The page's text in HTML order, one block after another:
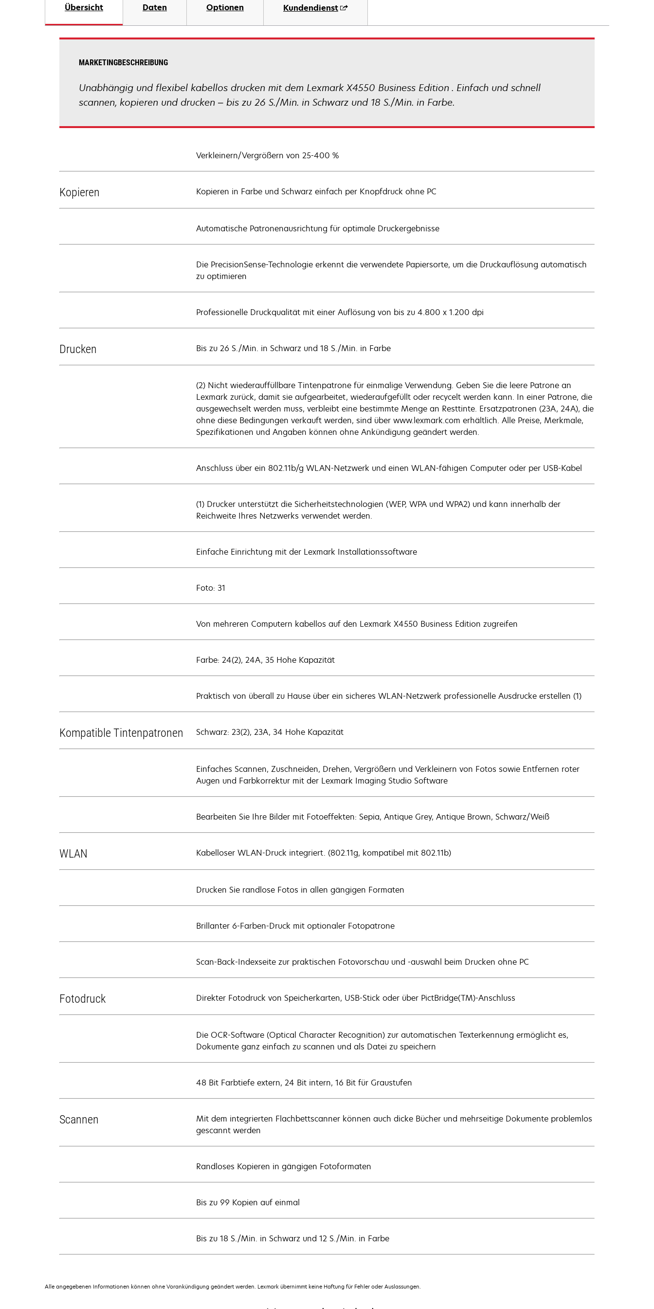
Übersicht Daten Optionen Kundendienst
MARKETINGBESCHREIBUNG
Unabhängig und flexibel kabellos drucken mit dem Lexmark X4550 Business Edition . Einfach und schnell
scannen, kopieren und drucken – bis zu 26 S./Min. in Schwarz und 18 S./Min. in Farbe.
Verkleinern/Vergrößern von 25-400 %
Kopieren Kopieren in Farbe und Schwarz einfach per Knopfdruck ohne PC
Automatische Patronenausrichtung für optimale Druckergebnisse
Die PrecisionSense-Technologie erkennt die verwendete Papiersorte, um die Druckauflösung automatisch
zu optimieren
Professionelle Druckqualität mit einer Auflösung von bis zu 4.800 x 1.200 dpi
Drucken Bis zu 26 S./Min. in Schwarz und 18 S./Min. in Farbe
(2) Nicht wiederauffüllbare Tintenpatrone für einmalige Verwendung. Geben Sie die leere Patrone an
Lexmark zurück, damit sie aufgearbeitet, wiederaufgefüllt oder recycelt werden kann. In einer Patrone, die
ausgewechselt werden muss, verbleibt eine bestimmte Menge an Resttinte. Ersatzpatronen (23A, 24A), die
ohne diese Bedingungen verkauft werden, sind über www.lexmark.com erhältlich. Alle Preise, Merkmale,
Spezifikationen und Angaben können ohne Ankündigung geändert werden.
Anschluss über ein 802.11b/g WLAN-Netzwerk und einen WLAN-fähigen Computer oder per USB-Kabel
(1) Drucker unterstützt die Sicherheitstechnologien (WEP, WPA und WPA2) und kann innerhalb der
Reichweite Ihres Netzwerks verwendet werden.
Einfache Einrichtung mit der Lexmark Installationssoftware
Foto: 31
Von mehreren Computern kabellos auf den Lexmark X4550 Business Edition zugreifen
Farbe: 24(2), 24A, 35 Hohe Kapazität
Praktisch von überall zu Hause über ein sicheres WLAN-Netzwerk professionelle Ausdrucke erstellen (1)
Kompatible Tintenpatronen Schwarz: 23(2), 23A, 34 Hohe Kapazität
Einfaches Scannen, Zuschneiden, Drehen, Vergrößern und Verkleinern von Fotos sowie Entfernen roter
Augen und Farbkorrektur mit der Lexmark Imaging Studio Software
Bearbeiten Sie Ihre Bilder mit Fotoeffekten: Sepia, Antique Grey, Antique Brown, Schwarz/Weiß
WLAN Kabelloser WLAN-Druck integriert. (802.11g, kompatibel mit 802.11b)
Drucken Sie randlose Fotos in allen gängigen Formaten
Brillanter 6-Farben-Druck mit optionaler Fotopatrone
Scan-Back-Indexseite zur praktischen Fotovorschau und -auswahl beim Drucken ohne PC
Fotodruck Direkter Fotodruck von Speicherkarten, USB-Stick oder über PictBridge(TM)-Anschluss
Die OCR-Software (Optical Character Recognition) zur automatischen Texterkennung ermöglicht es,
Dokumente ganz einfach zu scannen und als Datei zu speichern
48 Bit Farbtiefe extern, 24 Bit intern, 16 Bit für Graustufen
Scannen
Mit dem integrierten Flachbettscanner können auch dicke Bücher und mehrseitige Dokumente problemlos
gescannt werden
Randloses Kopieren in gängigen Fotoformaten
Bis zu 99 Kopien auf einmal
Bis zu 18 S./Min. in Schwarz und 12 S./Min. in Farbe
Alle angegebenen Informationen können ohne Vorankündigung geändert werden. Lexmark übernimmt keine Haftung für Fehler oder Auslassungen.